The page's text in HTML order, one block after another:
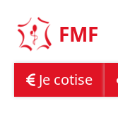
content
FMF
Je cotise